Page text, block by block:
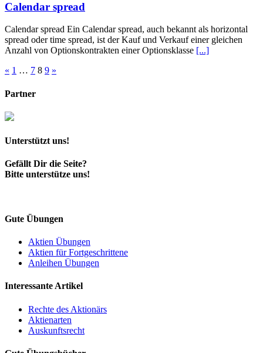
Calendar spread
Calendar spread Ein Calendar spread, auch bekannt als horizontal
spread oder time spread, ist der Kauf und Verkauf einer gleichen
Anzahl von Optionskontrakten einer Optionsklasse [...]
Seitennummerierung
der
« 1 … 7 8 9 »
Partner
Unterstützt uns!
Gefällt Dir die Seite?
Bitte unterstütze uns!
Gute Übungen
Aktien Übungen
Aktien für Fortgeschrittene
Anleihen Übungen
Interessante Artikel
Rechte des Aktionärs
Aktienarten
Auskunftsrecht